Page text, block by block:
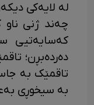
لە لایەکی
چەند ژنی ناو
کەسایەتیی
دەردەبڕن؛
تاقمێک بە
بە سیخوڕی